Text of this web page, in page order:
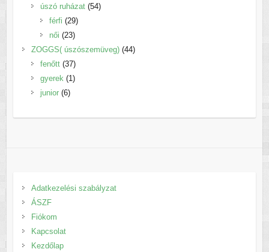
termék
úszó ruházat 5454
férfi 2929
termék
női 2323
termék
ZOGGS( úszószemüveg) 4444
fenőtt 3737
termék
gyerek 11
junior 66
Adatkezelési szabályzat
ÁSZF
Fiókom
Kapcsolat
Kezdőlap